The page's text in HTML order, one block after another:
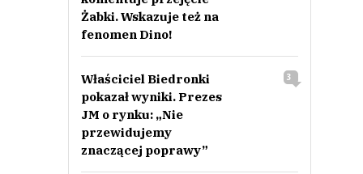
Żabki. Wskazuje też na
fenomen Dino!
Właściciel Biedronki
pokazał wyniki. Prezes
JM o rynku: „Nie
przewidujemy
znaczącej poprawy”
3